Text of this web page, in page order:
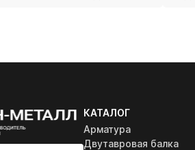
КАТАЛОГ
Арматура
Двутавровая балка